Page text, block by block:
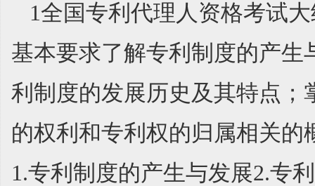
1全国专利代理人资格考试
基本要求了解专利制度的产
利制度的发展历史及其特点
的权利和专利权的归属相关
1.专利制度的产生与发展2.专